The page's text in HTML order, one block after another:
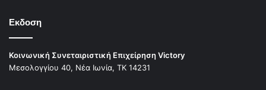
Παραγωγή:
Celestial Arts & Entertainment Productions
Εκδοση
Κοινωνική Συνεταιριστική Επιχείρηση Victory
Μεσολογγίου 40, Νέα Ιωνία, ΤΚ 14231